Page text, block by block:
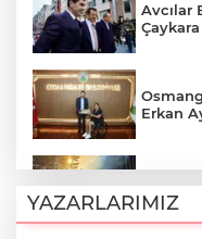
Avcılar
Erkan
YAZARLARIMIZ